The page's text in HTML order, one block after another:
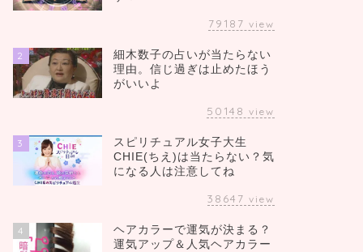
79187 view
2
細木数子の占いが当たらない
理由。信じ過ぎは止めたほう
がいいよ
50148 view
3
スピリチュアル女子大生
CHIE(ちえ)は当たらない？気
になる人は注意してね
38647 view
4
ヘアカラーで運気が決まる？
運気アップ＆人気ヘアカラー